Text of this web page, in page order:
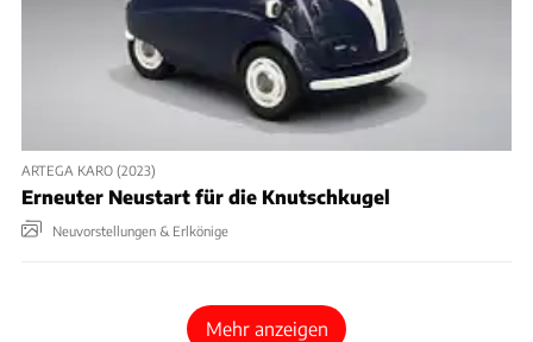
ARTEGA KARO (2023)
Erneuter Neustart für die Knutschkugel
Neuvorstellungen & Erlkönige
Mehr anzeigen